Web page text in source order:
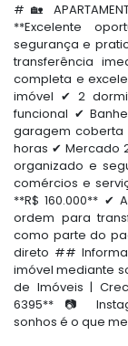
# 🏡
**Excelente
segurança e
transferência
completa e
imóvel ✔ 2
funcional ✔
garagem
horas ✔ Mercado
organizado e
comércios e
**R$ 160.000** ✔
ordem para
como parte do
direto ##
imóvel mediante
de Imóveis |
6395** 📷
sonhos é o que